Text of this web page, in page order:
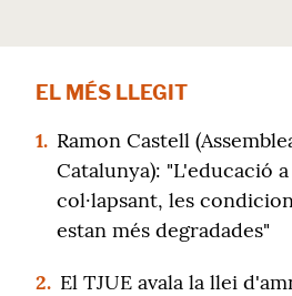
EL MÉS LLEGIT
1. Ramon Castell
Catalunya): "L'educació
col·lapsant, les
estan més degradades"
2. El TJUE avala la llei